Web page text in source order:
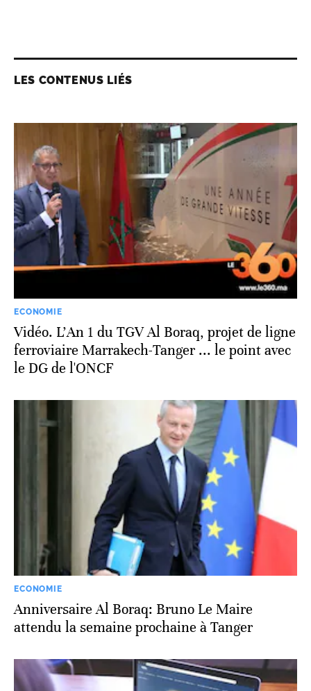
LES CONTENUS LIÉS
ECONOMIE
Vidéo. L'An 1 du TGV Al Boraq, projet de ligne
ferroviaire Marrakech-Tanger ... le point avec
le DG de l'ONCF
ECONOMIE
Anniversaire Al Boraq: Bruno Le Maire
attendu la semaine prochaine à Tanger